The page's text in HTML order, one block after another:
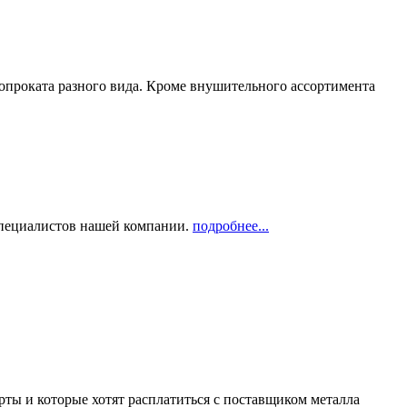
разного вида. Кроме внушительного ассортимента
нашей компании. подробнее...
и которые хотят расплатиться с поставщиком металла